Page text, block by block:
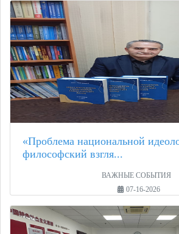
«Проблема национальной
философский взгля...
ВАЖНЫЕ СОБЫТИЯ
07-16-2026